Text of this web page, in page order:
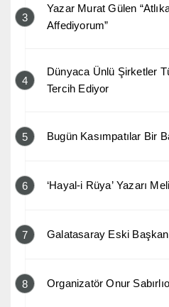
3
Yazar Murat Gülen
Affediyorum”
4
Dünyaca Ünlü Şirketler
Tercih Ediyor
5 Bugün Kasımpatılar Bir
6 ‘Hayal-i Rüya’ Yazarı
7 Galatasaray Eski Başkan
8 Organizatör Onur